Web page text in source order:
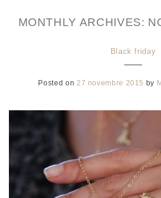
MONTHLY ARCHIVES:
Black friday
Posted on 27 novembre 2015 by